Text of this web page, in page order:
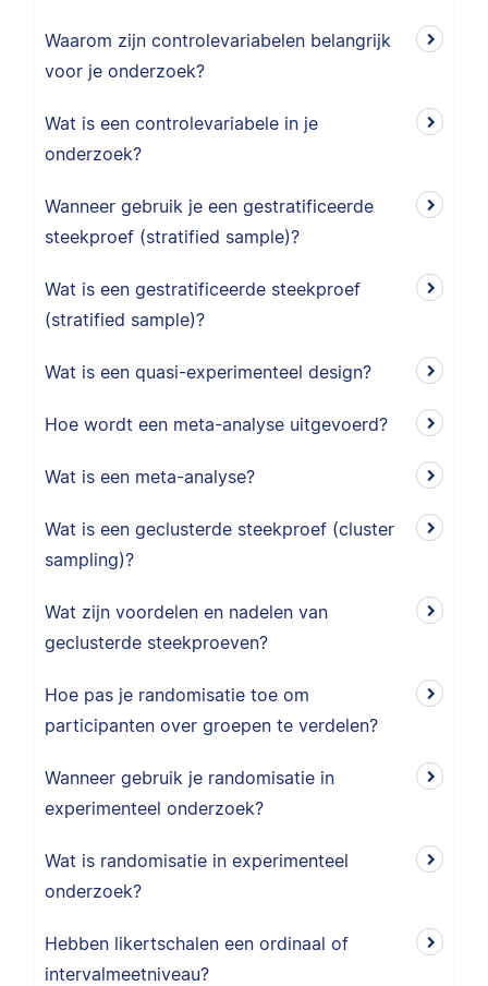
Waarom zijn controlevariabelen belangrijk
voor je onderzoek?
Wat is een controlevariabele in je
onderzoek?
Wanneer gebruik je een gestratificeerde
steekproef (stratified sample)?
Wat is een gestratificeerde steekproef
(stratified sample)?
Wat is een quasi-experimenteel design?
Hoe wordt een meta-analyse uitgevoerd?
Wat is een meta-analyse?
Wat is een geclusterde steekproef (cluster
sampling)?
Wat zijn voordelen en nadelen van
geclusterde steekproeven?
Hoe pas je randomisatie toe om
participanten over groepen te verdelen?
Wanneer gebruik je randomisatie in
experimenteel onderzoek?
Wat is randomisatie in experimenteel
onderzoek?
Hebben likertschalen een ordinaal of
intervalmeetniveau?